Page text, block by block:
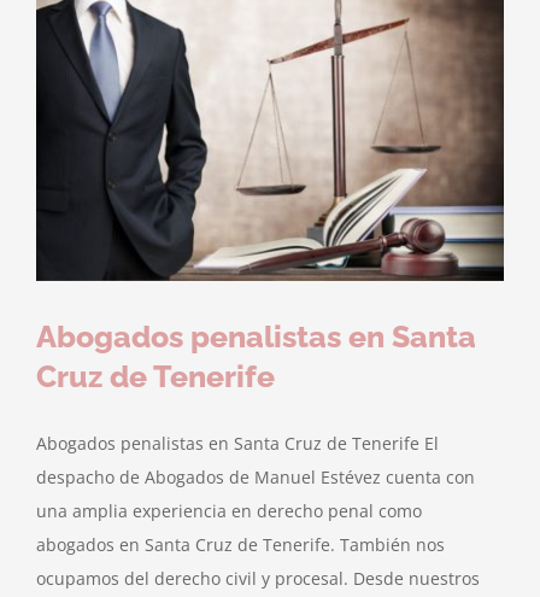
Abogados penalistas en Santa
Cruz de Tenerife
Abogados penalistas en Santa Cruz de Tenerife El
despacho de Abogados de Manuel Estévez cuenta con
una amplia experiencia en derecho penal como
abogados en Santa Cruz de Tenerife. También nos
ocupamos del derecho civil y procesal. Desde nuestros